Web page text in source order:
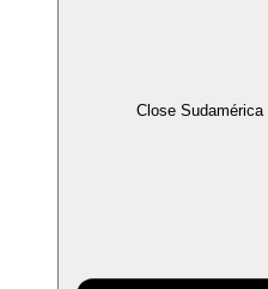
Close Sudamérica